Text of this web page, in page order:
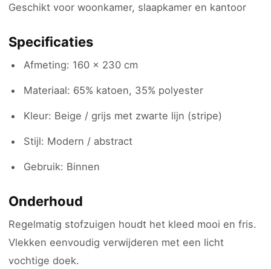
Geschikt voor woonkamer, slaapkamer en kantoor
Specificaties
Afmeting: 160 x 230 cm
Materiaal: 65% katoen, 35% polyester
Kleur: Beige / grijs met zwarte lijn (stripe)
Stijl: Modern / abstract
Gebruik: Binnen
Onderhoud
Regelmatig stofzuigen houdt het kleed mooi en fris.
Vlekken eenvoudig verwijderen met een licht
vochtige doek.